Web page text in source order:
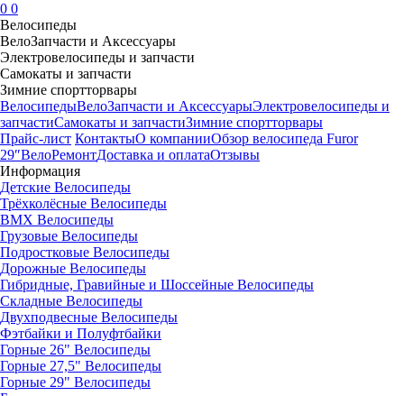
0 0
Велосипеды
ВелоЗапчасти и Аксессуары
Электровелосипеды и запчасти
Самокаты и запчасти
Зимние спортторвары
ВелосипедыВелоЗапчасти и АксессуарыЭлектровелосипеды и
запчастиСамокаты и запчастиЗимние спортторвары
Прайс-лист КонтактыО компанииОбзор велосипеда Furor
29″ВелоРемонтДоставка и оплатаОтзывы
Информация
Детские Велосипеды
Трёхколёсные Велосипеды
BMX Велосипеды
Грузовые Велосипеды
Подростковые Велосипеды
Дорожные Велосипеды
Гибридные, Гравийные и Шоссейные Велосипеды
Складные Велосипеды
Двухподвесные Велосипеды
Фэтбайки и Полуфтбайки
Горные 26" Велосипеды
Горные 27,5" Велосипеды
Горные 29" Велосипеды